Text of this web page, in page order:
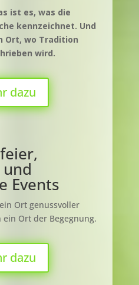
ist es, was die
che kennzeichnet. Und
Ort, wo Tradition
wird.
dazu
Events
Ort genussvoller
Ort der Begegnung.
dazu